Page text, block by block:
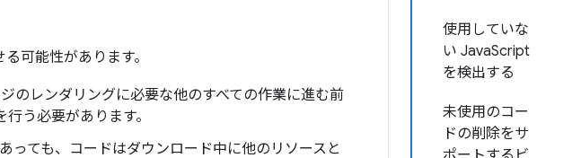
使用していな
い JavaScript
を検出する
未使用のコー
ドの削除をサ
可能性があります。
のレンダリングに必要な他のすべての作業に進む前
う必要があります。
ても、コードはダウンロード中に他のリソースと